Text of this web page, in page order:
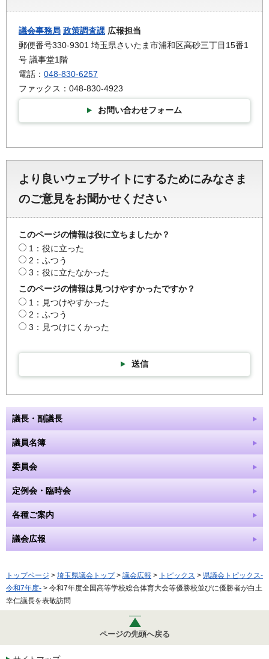
議会事務局 政策調査課 広報担当
郵便番号330-9301 埼玉県さいたま市浦和区高砂三丁目15番1
号 議事堂1階
電話： 048-830-6257
ファックス：048-830-4923
お問い合わせフォーム
より良いウェブサイトにするためにみなさま
のご意見をお聞かせください
このページの情報は役に立ちましたか？
1：役に立った
2：ふつう
3：役に立たなかった
このページの情報は見つけやすかったですか？
1：見つけやすかった
2：ふつう
3：見つけにくかった
送信
議長・副議長
議員名簿
委員会
定例会・臨時会
各種ご案内
議会広報
トップページ > 埼玉県議会トップ> 議会広報 > トピックス > 県議会トピックス-
令和7年度- > 令和7年度全国高等学校総合体育大会等優勝校並びに優勝者が白土
幸仁議長を表敬訪問
ページの先頭へ戻る